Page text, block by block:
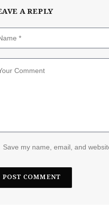
A REPLY
Save my name, email, and